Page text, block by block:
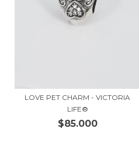
LOVE PET CHARM - VICTORIA
LIFE®
$85.000